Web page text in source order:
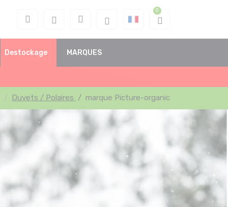
Destockage MARQUES
Duvets / Polaires / marque Picture-organic